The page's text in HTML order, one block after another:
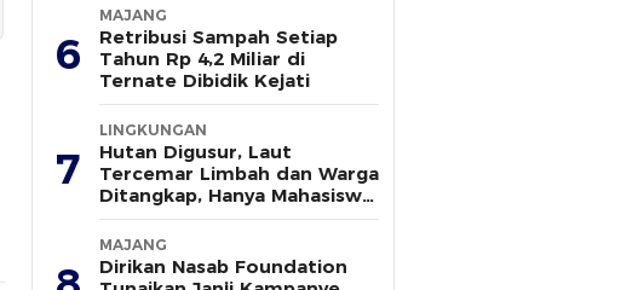
6
MAJANG
Retribusi Sampah Setiap
Tahun Rp 4,2 Miliar di
Ternate Dibidik Kejati
7
LINGKUNGAN
Hutan Digusur, Laut
Tercemar Limbah dan Warga
Ditangkap, Hanya Mahasiswa
yang Bersuara
MAJANG
Dirikan Nasab Foundation